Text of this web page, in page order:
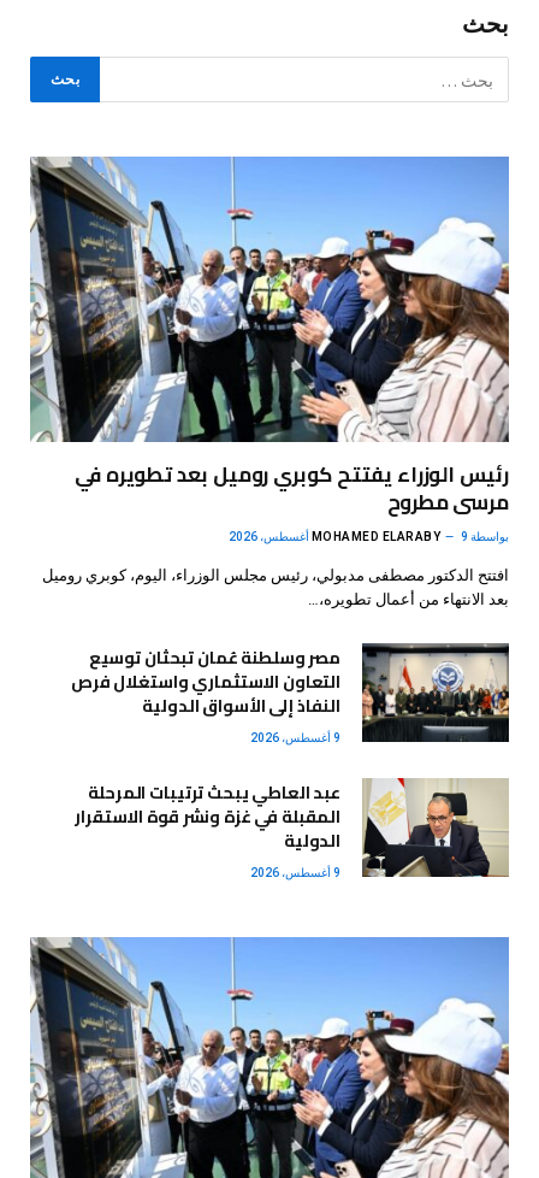
بحث
رئيس الوزراء يفتتح كوبري روميل بعد تطويره في
مرسى مطروح
بواسطة MOHAMED ELARABY 9 أغسطس، 2026
افتتح الدكتور مصطفى مدبولي، رئيس مجلس الوزراء، اليوم، كوبري روميل
بعد الانتهاء من أعمال تطويره،…
مصر وسلطنة عُمان تبحثان توسيع
التعاون الاستثماري واستغلال فرص
النفاذ إلى الأسواق الدولية
9 أغسطس، 2026
عبد العاطي يبحث ترتيبات المرحلة
المقبلة في غزة ونشر قوة الاستقرار
الدولية
9 أغسطس، 2026